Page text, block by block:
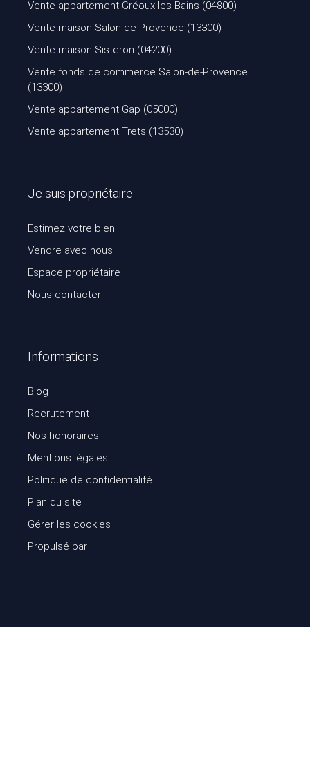
Vente appartement Gréoux-les-Bains (04800)
Vente maison Salon-de-Provence (13300)
Vente maison Sisteron (04200)
Vente fonds de commerce Salon-de-Provence
(13300)
Vente appartement Gap (05000)
Vente appartement Trets (13530)
Je suis propriétaire
Estimez votre bien
Vendre avec nous
Espace propriétaire
Nous contacter
Informations
Blog
Recrutement
Nos honoraires
Mentions légales
Politique de confidentialité
Plan du site
Gérer les cookies
Propulsé par